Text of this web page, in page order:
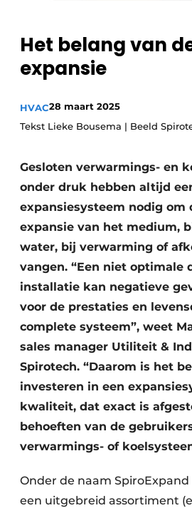
Vacature aanmelden
Video’s
Binnenklimaat
Ventilatie
Warmtepompen
Het belang van
expansie
HVAC28 maart 2025
Tekst Lieke Bousema | Beeld
Gesloten verwarmings- en
onder druk hebben altijd
expansiesysteem nodig
expansie van het medium,
water, bij verwarming of
vangen. “Een niet optimale
installatie kan negatieve
voor de prestaties en
complete systeem”, weet
sales manager Utiliteit &
Spirotech. “Daarom is het
investeren in een
kwaliteit, dat exact is
behoeften van de
verwarmings- of
Onder de naam
een uitgebreid assortiment